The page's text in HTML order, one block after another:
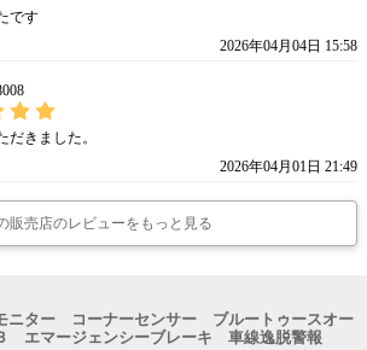
です
2026年04月04日 15:58
だきました。
2026年04月01日 21:49
販売店のレビューをもっと見る
ター コーナーセンサー ブルートゥースオー
マージェンシーブレーキ 車線逸脱警報